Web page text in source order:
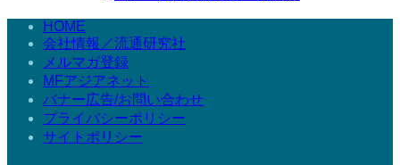
HOME
会社情報／流通研究社
メルマガ登録
MFアジアネット
バナー広告/お問い合わせ
プライバシーポリシー
サイトポリシー